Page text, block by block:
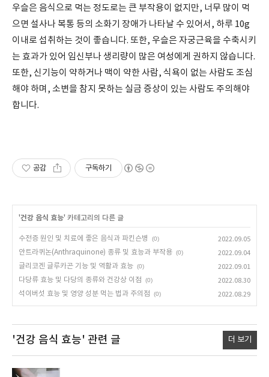
우슬은 음식으로 먹는 정도로는 큰 부작용이 없지만, 너무 많이 먹
으면 설사나 복통 등의 소화기 장애가 나타날 수 있어서, 하루 10g
이내로 섭취하는 것이 좋습니다. 또한, 우슬은 자궁근육을 수축시키
는 효과가 있어 임신부나 생리량이 많은 여성에게 권하지 않습니다.
또한, 신기능이 약하거나 맥이 약한 사람, 식욕이 없는 사람도 조심
해야 하며, 소변을 참지 못하는 실금 증상이 있는 사람도 주의해야
합니다.
공감 구독하기
'건강 음식 효능' 카테고리의 다른 글
수전증 원인 및 치료에 좋은 음식과 파킨슨병 (0)
2022.09.05
안트라퀴논(Anthraquinone) 종류 및 효능과 부작용 (0)
2022.09.04
글리코겐 글루카곤 기능 및 역활과 효능 (0)
2022.09.01
다당류 효능 및 다당의 종류와 건강상 이점
(0)
2022.08.30
석이버섯 효능 및 영양 성분 먹는 법과 주의점
(0) 2022.08.29
'건강 음식 효능' 관련 글 더 보기